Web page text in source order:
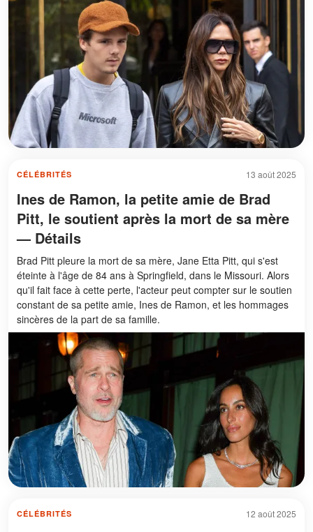
13 août 2025
CÉLÉBRITÉS
Ines de Ramon, la petite amie de Brad
Pitt, le soutient après la mort de sa mère
— Détails
Brad Pitt pleure la mort de sa mère, Jane Etta Pitt, qui s'est
éteinte à l'âge de 84 ans à Springfield, dans le Missouri. Alors
qu'il fait face à cette perte, l'acteur peut compter sur le soutien
constant de sa petite amie, Ines de Ramon, et les hommages
sincères de la part de sa famille.
12 août 2025
CÉLÉBRITÉS